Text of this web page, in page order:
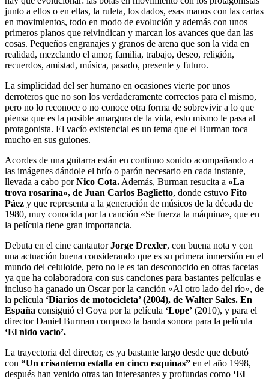
junto a ellos o en ellas, la ruleta, los dados, esas manos con las cartas
en movimientos, todo en modo de evolución y además con unos
primeros planos que reivindican y marcan los avances que dan las
cosas. Pequeños engranajes y granos de arena que son la vida en
realidad, mezclando el amor, familia, trabajo, deseo, religión,
recuerdos, amistad, música, pasado, presente y futuro.
La simplicidad del ser humano en ocasiones vierte por unos
derroteros que no son los verdaderamente correctos para el mismo,
pero no lo reconoce o no conoce otra forma de sobrevivir a lo que
piensa que es la posible amargura de la vida, esto mismo le pasa al
protagonista. El vacío existencial es un tema que el Burman toca
mucho en sus guiones.
Acordes de una guitarra están en continuo sonido acompañando a
las imágenes dándole el brío o parón necesario en cada instante,
llevada a cabo porNico Cota. Además, Burman resucita a «La
trova rosarina», de Juan Carlos Baglietto, donde estuvo Fito
Páez y que representa a la generación de músicos de la década de
1980, muy conocida por la canción «Se fuerza la máquina», que en
la película tiene gran importancia.
Debuta en el cine cantautorJorge Drexler, con buena nota y con
una actuación buena considerando que es su primera inmersión en el
mundo del celuloide, pero no le es tan desconocido en otras facetas
ya que ha colaboradora con sus canciones para bastantes películas e
incluso ha ganado un Oscar por la canción «Al otro lado del río», de
la película ‘Diarios de motocicleta’ (2004), de Walter Sales. En
España consiguió el Goya por la película ‘Lope’ (2010), y para el
director Daniel Burman compuso la banda sonora para la película
‘El nido vacío’.
La trayectoria del director, es ya bastante largo desde que debutó
con “Un crisantemo estalla en cinco esquinas” en el año 1998,
después han venido otras tan interesantes y profundas como ‘El